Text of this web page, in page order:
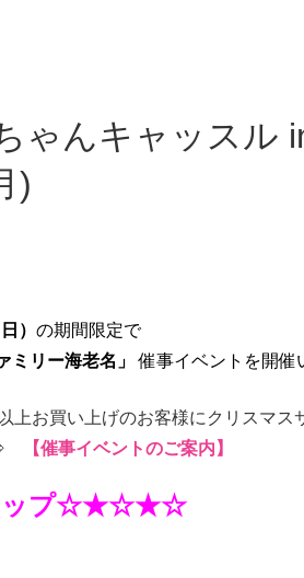
)
） の期間限定で
ミリー海老名」
催事イベントを開
上お買い上げのお客様にクリスマス
【催事イベントのご案内】
プ☆★☆★☆